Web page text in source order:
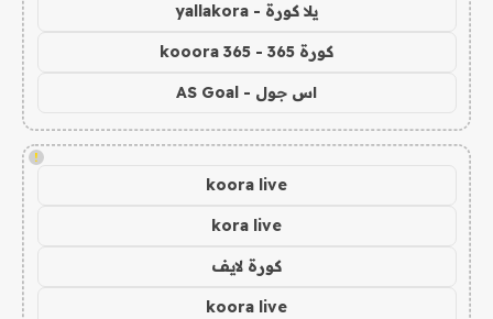
يلا كورة - yallakora
كورة 365 - kooora 365
اس جول - AS Goal
!
koora live
kora live
كورة لايف
koora live